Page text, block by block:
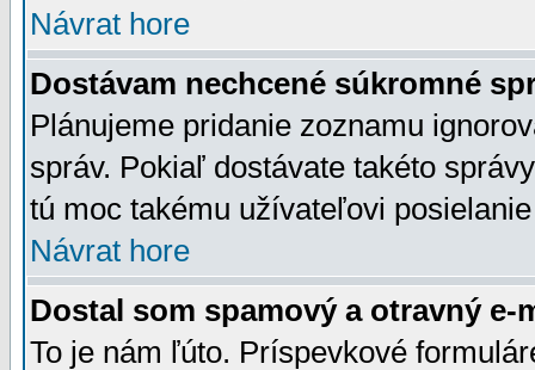
Návrat hore
Dostávam nechcené súkromné
Plánujeme pridanie zoznamu
správ. Pokiaľ dostávate takéto
tú moc takému užívateľovi
Návrat hore
Dostal som spamový a otravný e-
To je nám ľúto. Príspevkové